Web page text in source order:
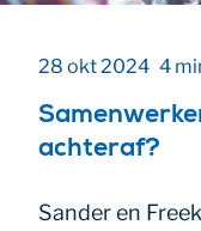
28 okt 2024 4
achteraf?
Sander en